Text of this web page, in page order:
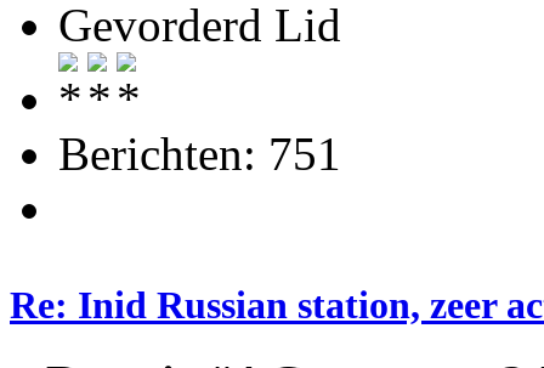
Gevorderd Lid
Berichten: 751
Re: Inid Russian station, zeer